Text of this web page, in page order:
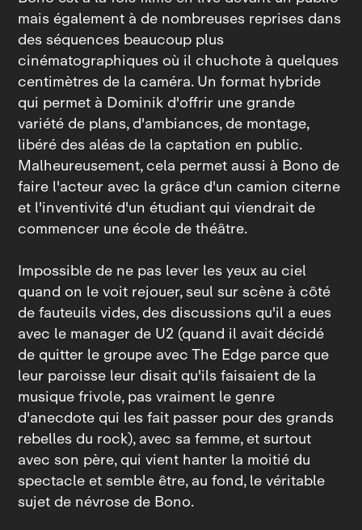
mais également à de nombreuses reprises dans
des séquences beaucoup plus
cinématographiques où il chuchote à quelques
centimètres de la caméra. Un format hybride
qui permet à Dominik d'offrir une grande
variété de plans, d'ambiances, de montage,
libéré des aléas de la captation en public.
Malheureusement, cela permet aussi à Bono de
faire l'acteur avec la grâce d'un camion citerne
et l'inventivité d'un étudiant qui viendrait de
commencer une école de théâtre.
Impossible de ne pas lever les yeux au ciel
quand on le voit rejouer, seul sur scène à côté
de fauteuils vides, des discussions qu'il a eues
avec le manager de U2 (quand il avait décidé
de quitter le groupe avec The Edge parce que
leur paroisse leur disait qu'ils faisaient de la
musique frivole, pas vraiment le genre
d'anecdote qui les fait passer pour des grands
rebelles du rock), avec sa femme, et surtout
avec son père, qui vient hanter la moitié du
spectacle et semble être, au fond, le véritable
sujet de névrose de Bono.